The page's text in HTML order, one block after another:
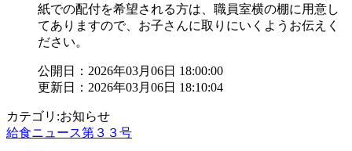
紙での配付を希望される方は、職員室横の棚に用意し
てありますので、お子さんに取りにいくようお伝えく
ださい。
公開日：2026年03月06日 18:00:00
更新日：2026年03月06日 18:10:04
カテゴリ:お知らせ
給食ニュース第３３号